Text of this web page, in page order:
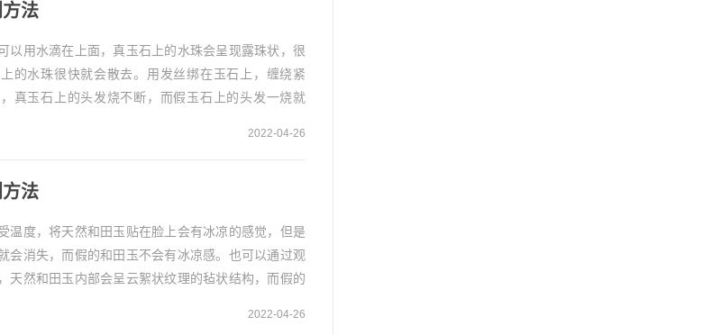
法
以用水滴在上面，真玉石上的水珠会呈现露珠状，很
的水珠很快就会散去。用发丝绑在玉石上，缠绕紧
真玉石上的头发烧不断，而假玉石上的头发一烧就
2022-04-26
法
温度，将天然和田玉贴在脸上会有冰凉的感觉，但是
会消失，而假的和田玉不会有冰凉感。也可以通过观
天然和田玉内部会呈云絮状纹理的毡状结构，而假的
2022-04-26